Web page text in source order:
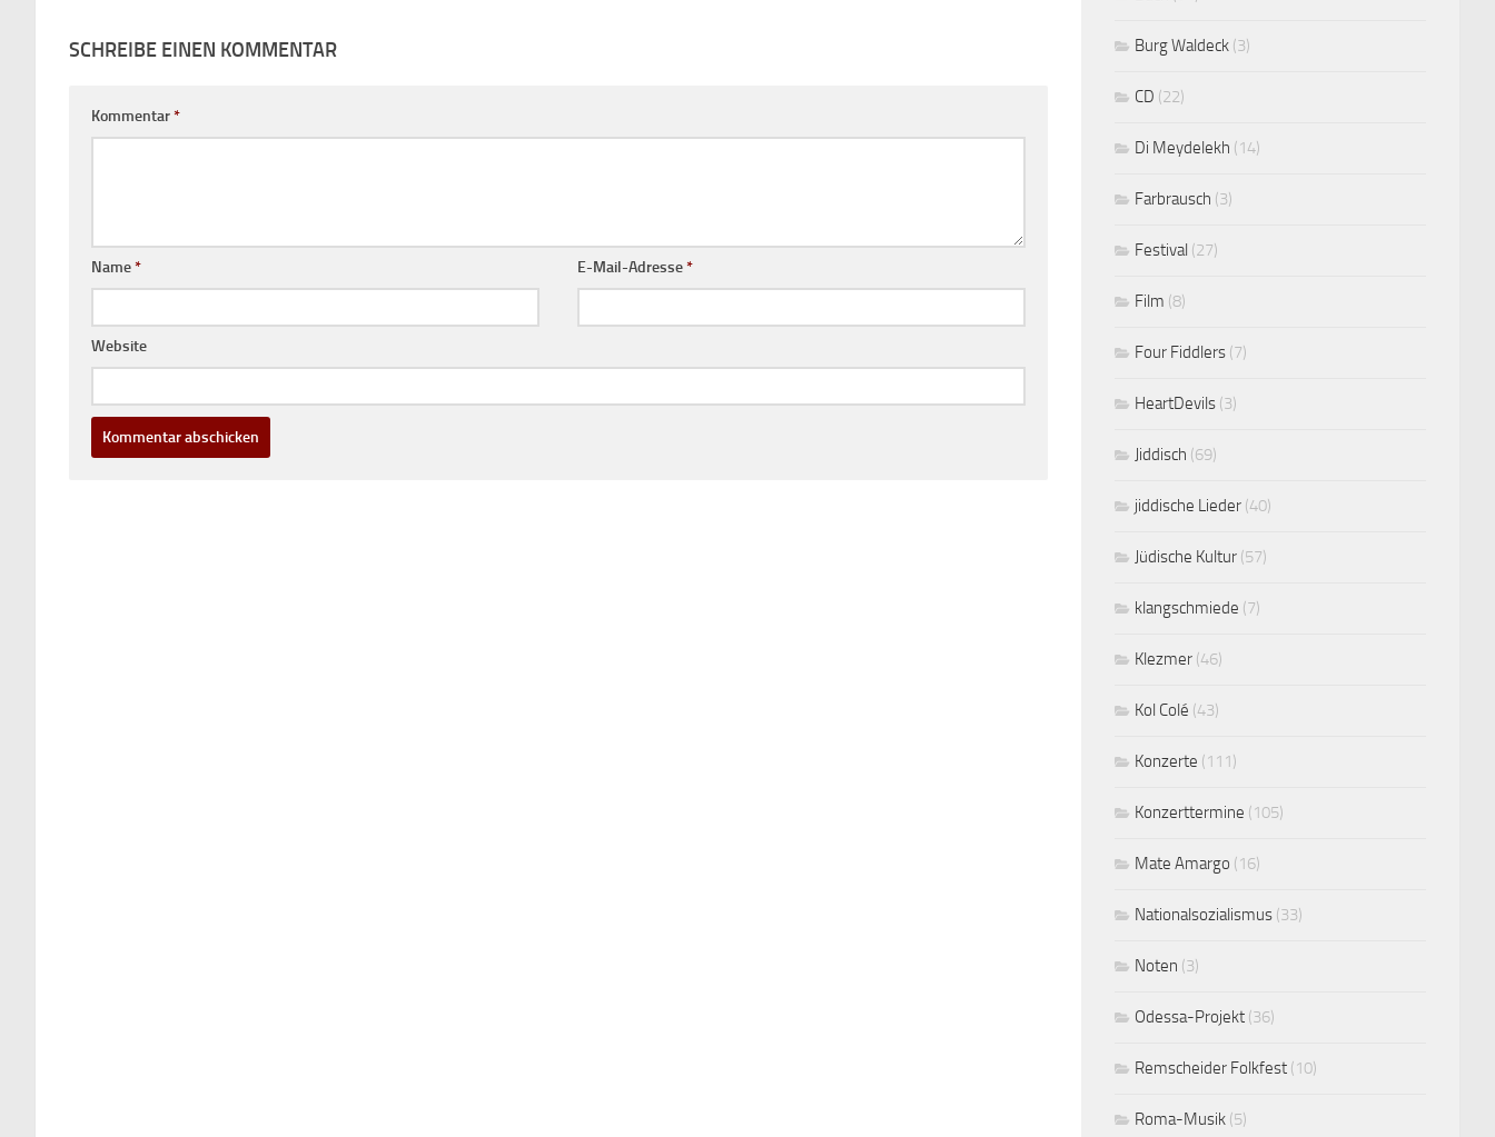
SCHREIBE EINEN KOMMENTAR
Kommentar*
Name* E-Mail-Adresse*
Website
Burg Waldeck (3)
CD (22)
Di Meydelekh (14)
Farbrausch (3)
Festival (27)
Film (8)
Four Fiddlers (7)
HeartDevils (3)
Jiddisch (69)
jiddische Lieder (40)
Jüdische Kultur (57)
klangschmiede (7)
Klezmer (46)
Kol Colé (43)
Konzerte (111)
Konzerttermine (105)
Mate Amargo (16)
Nationalsozialismus (33)
Noten (3)
Odessa-Projekt (36)
Remscheider Folkfest (10)
Roma-Musik (5)